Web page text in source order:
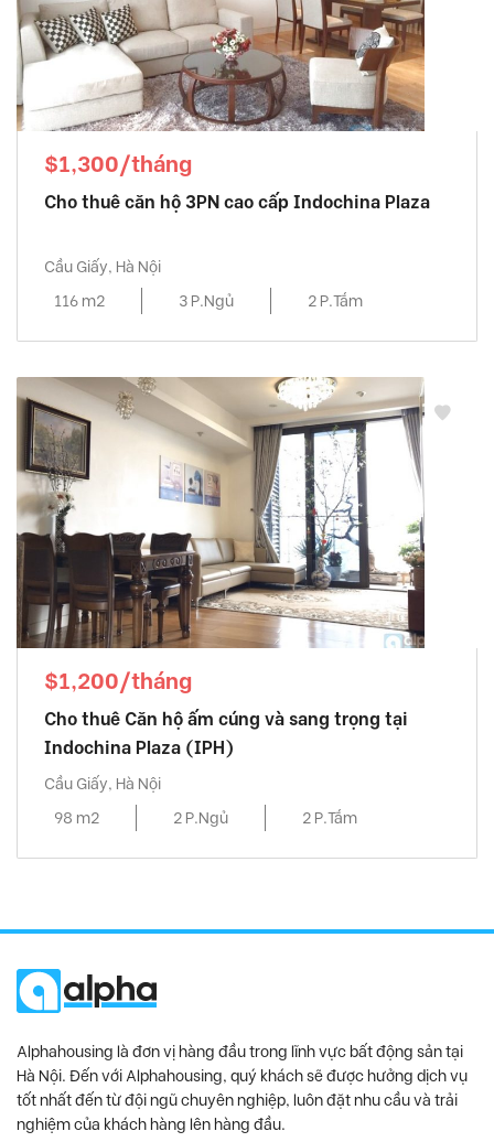
$1,300/tháng
Cho thuê căn hộ 3PN cao cấp Indochina Plaza
Cầu Giấy, Hà Nội
116 m2
3 P.Ngủ 2 P.Tắm
$1,200/tháng
Cho thuê Căn hộ ấm cúng và sang trọng tại
Indochina Plaza (IPH)
Cầu Giấy, Hà Nội
98 m2
2 P.Ngủ 2 P.Tắm
Alphahousing là đơn vị hàng đầu trong lĩnh vực bất động sản tại
Hà Nội. Đến với Alphahousing, quý khách sẽ được hưởng dịch vụ
tốt nhất đến từ đội ngũ chuyên nghiệp, luôn đặt nhu cầu và trải
nghiệm của khách hàng lên hàng đầu.